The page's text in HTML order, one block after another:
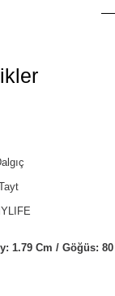
1.79 Cm / Göğüs: